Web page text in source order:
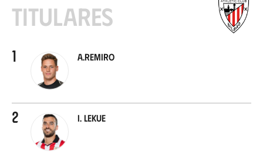
Titulares
1 A.Remiro
2 I. Lekue